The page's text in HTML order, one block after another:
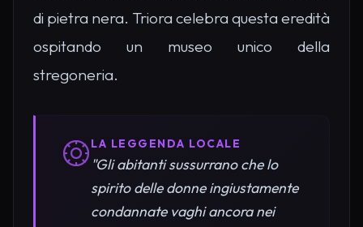
di pietra nera. Triora celebra questa eredità
ospitando un museo unico della
stregoneria.
LA LEGGENDA LOCALE
"Gli abitanti sussurrano che lo
spirito delle donne ingiustamente
condannate vaghi ancora nei